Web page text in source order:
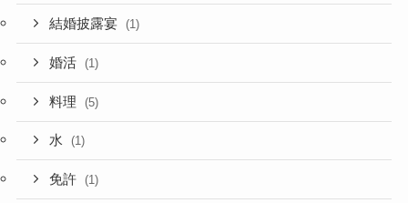
結婚披露宴 (1)
婚活 (1)
料理 (5)
水 (1)
免許 (1)